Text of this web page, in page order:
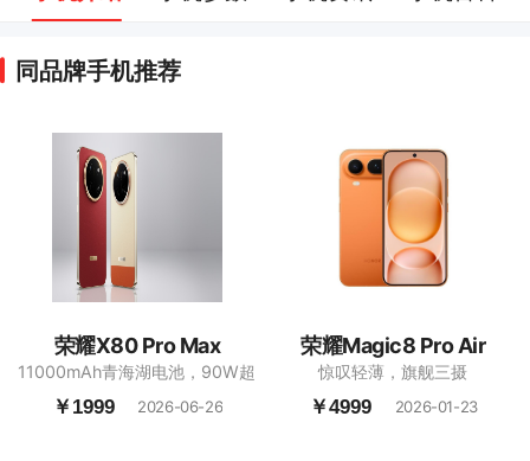
同品牌手机推荐
荣耀X80 Pro Max
11000mAh青海湖电池，90W超
屏
￥1999 2026-06-26
荣耀Magic8 Pro Air
惊叹轻薄，旗舰三摄
￥4999 2026-01-23